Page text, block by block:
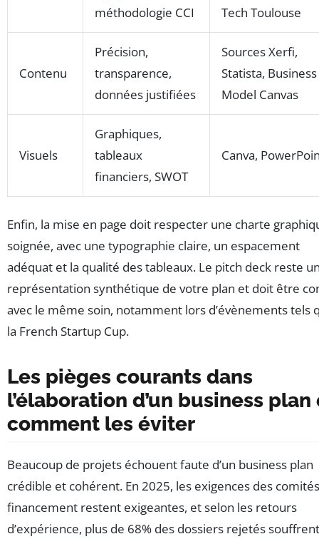
méthodologie CCI
Tech Toulouse
Contenu
Précision,
transparence,
données justifiées
Sources Xerfi,
Statista, Business
Model Canvas
Visuels
Graphiques,
tableaux
financiers, SWOT
Canva,
Enfin, la mise en page doit respecter une charte
soignée, avec une typographie claire, un espacement
adéquat et la qualité des tableaux. Le pitch deck reste
représentation synthétique de votre plan et doit être
avec le même soin, notamment lors d’évènements tels
la French Startup Cup.
Les pièges courants dans
l’élaboration d’un business plan
comment les éviter
Beaucoup de projets échouent faute d’un business plan
crédible et cohérent. En 2025, les exigences des
financement restent exigeantes, et selon les retours
d’expérience, plus de 68% des dossiers rejetés souffrent